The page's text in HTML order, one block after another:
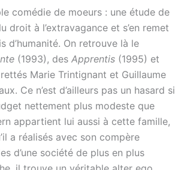
comédie de moeurs : une étude de
à l’extravagance et s’en remet
d’humanité. On retrouve là le
(1993), des Apprentis (1995) et
Marie Trintignant et Guillaume
Ce n’est d’ailleurs pas un hasard si
nettement plus modeste que
appartient lui aussi à cette famille,
a réalisés avec son compère
d’une société de plus en plus